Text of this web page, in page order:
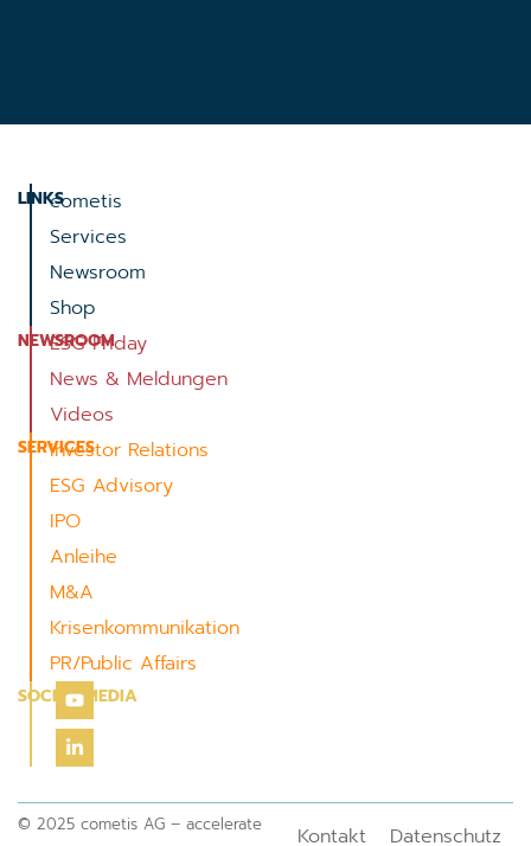
LINKScometis
Services
Newsroom
Shop
NEWSROOM
ESG Friday
News & Meldungen
Videos
SERVICES
Investor Relations
ESG Advisory
IPO
Anleihe
M&A
Krisenkommunikation
PR/Public Affairs
SOCIAL MEDIA
© 2025 cometis AG – accelerate
Kontakt Datenschutz